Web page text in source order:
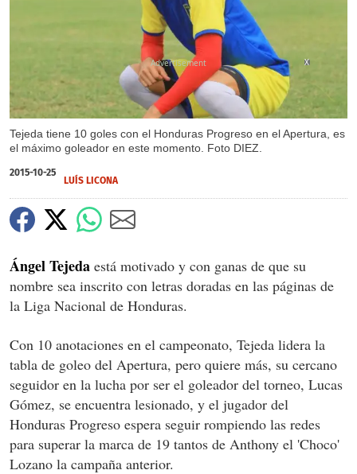
Tejeda tiene 10 goles con el Honduras Progreso en el Apertura, es
el máximo goleador en este momento. Foto DIEZ.
X
2015-10-25
LUÍS LICONA
Ángel Tejeda está motivado y con ganas de que su
nombre sea inscrito con letras doradas en las páginas de
la Liga Nacional de Honduras.
Con 10 anotaciones en el campeonato, Tejeda lidera la
tabla de goleo del Apertura, pero quiere más, su cercano
seguidor en la lucha por ser el goleador del torneo, Lucas
Gómez, se encuentra lesionado, y el jugador del
Honduras Progreso espera seguir rompiendo las redes
para superar la marca de 19 tantos de Anthony el 'Choco'
Lozano la campaña anterior.